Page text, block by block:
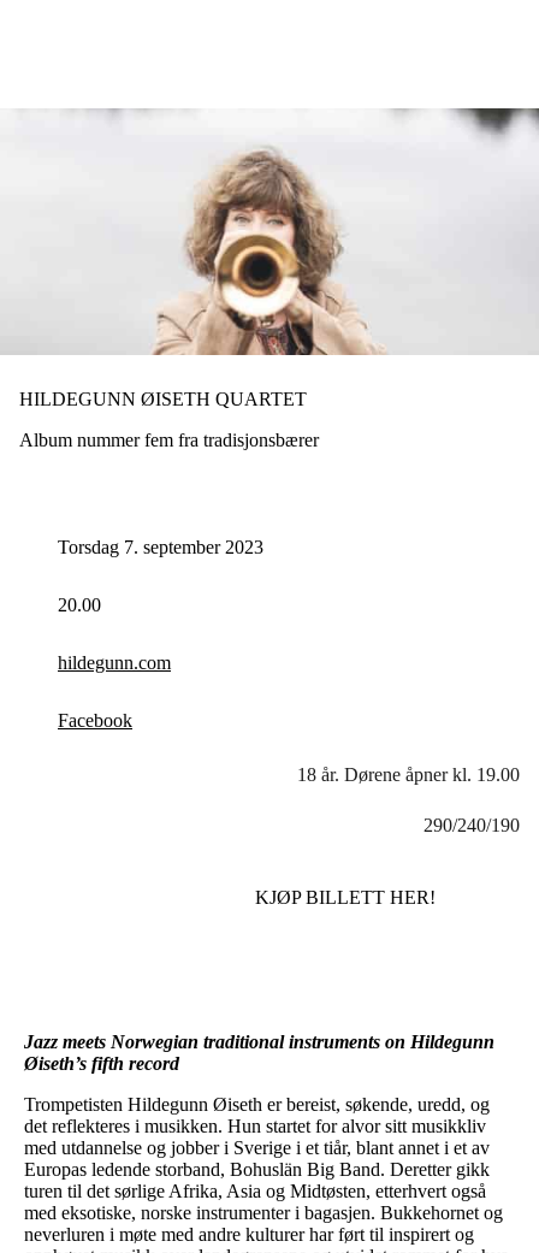
HILDEGUNN ØISETH QUARTET
Album nummer fem fra tradisjonsbærer
Torsdag 7. september 2023
20.00
hildegunn.com
Facebook
18 år. Dørene åpner kl. 19.00
290/240/190
KJØP BILLETT HER!
Jazz meets Norwegian traditional instruments on Hildegunn
Øiseth’s fifth record
Trompetisten Hildegunn Øiseth er bereist, søkende, uredd, og
det reflekteres i musikken. Hun startet for alvor sitt musikkliv
med utdannelse og jobber i Sverige i et tiår, blant annet i et av
Europas ledende storband, Bohuslän Big Band. Deretter gikk
turen til det sørlige Afrika, Asia og Midtøsten, etterhvert også
med eksotiske, norske instrumenter i bagasjen. Bukkehornet og
neverluren i møte med andre kulturer har ført til inspirert og